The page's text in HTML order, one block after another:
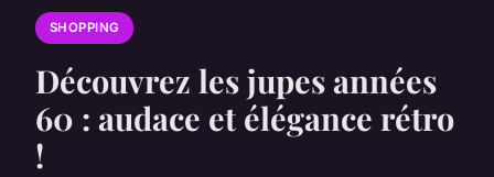
SHOPPING
Découvrez les jupes années
60 : audace et élégance rétro
!